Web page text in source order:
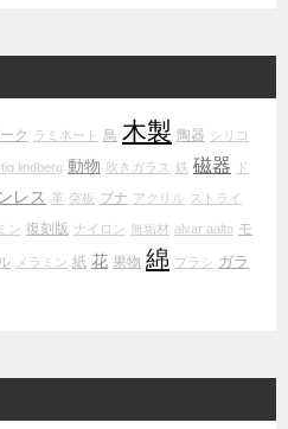
ク ラミネート 鳥 木製 陶器 シリコ
lindberg 動物 吹きガラス 鉄 磁器 ド
レス 革 突板 ブナ アクリル ストライ
ン 復刻版 ナイロン 無垢材 alvar aalto モ
メラミン 紙 花 果物 綿 ブラシ ガラ